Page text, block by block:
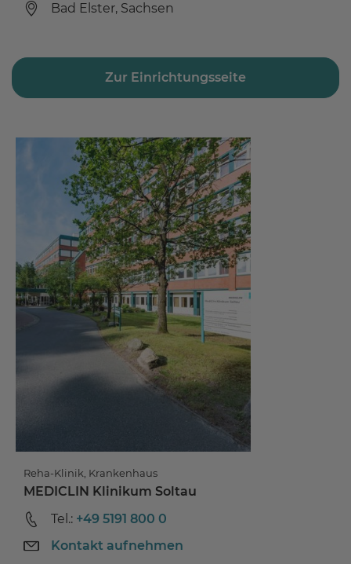
Bad Elster, Sachsen
Zur Einrichtungsseite
Reha-Klinik, Krankenhaus
MEDICLIN Klinikum Soltau
Tel.: +49 5191 800 0
Kontakt aufnehmen